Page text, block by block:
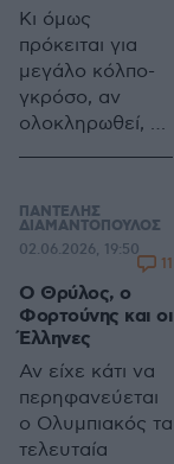
ολοκληρώνεται,
είτε όχι
Κι όμως
πρόκειται για
μεγάλο κόλπο-
γκρόσο, αν
ολοκληρωθεί, η
Γιαννούλη στον
Ολυμπιακό
ΠΑΝΤΕΛΗΣ
ΔΙΑΜΑΝΤΟΠΟΥΛΟΣ
Ο Θρύλος, ο
Φορτούνης και οι
Έλληνες
Αν είχε κάτι να
περηφανεύεται
ο Ολυμπιακός τα
τελευταία
02.06.2026, 19:50
11